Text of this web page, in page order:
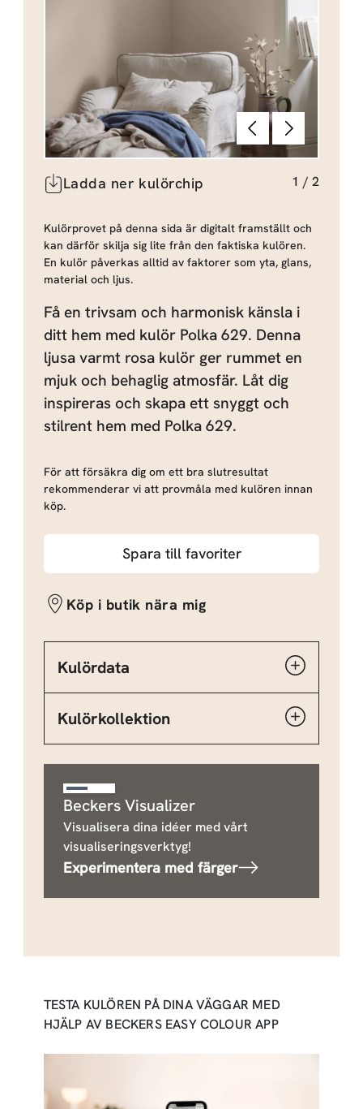
Föregående
Nästa
Ladda ner kulörchip 1 / 2
Kulörprovet på denna sida är digitalt framställt och
kan därför skilja sig lite från den faktiska kulören.
En kulör påverkas alltid av faktorer som yta, glans,
material och ljus.
Få en trivsam och harmonisk känsla i
ditt hem med kulör Polka 629. Denna
ljusa varmt rosa kulör ger rummet en
mjuk och behaglig atmosfär. Låt dig
inspireras och skapa ett snyggt och
stilrent hem med Polka 629.
För att försäkra dig om ett bra slutresultat
rekommenderar vi att provmåla med kulören innan
köp.
Spara till favoriter
Köp i butik nära mig
Kulördata
Kulörkollektion
Beckers Visualizer
Visualisera dina idéer med vårt
visualiseringsverktyg!
Experimentera med färger
TESTA KULÖREN PÅ DINA VÄGGAR MED
HJÄLP AV BECKERS EASY COLOUR APP